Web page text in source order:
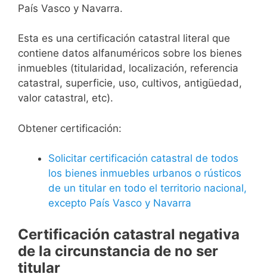
País Vasco y Navarra.
Esta es una certificación catastral literal que
contiene datos alfanuméricos sobre los bienes
inmuebles (titularidad, localización, referencia
catastral, superficie, uso, cultivos, antigüedad,
valor catastral, etc).
Obtener certificación:
Solicitar certificación catastral de todos
los bienes inmuebles urbanos o rústicos
de un titular en todo el territorio nacional,
excepto País Vasco y Navarra
Certificación catastral negativa
de la circunstancia de no ser
titular